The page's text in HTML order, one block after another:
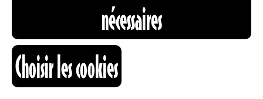
CARTOGRAPHIE
RECHERCHE
We need you !
nécessaires
Choisir les cookies